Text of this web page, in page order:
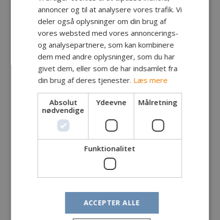
Kim og Dan Vinberg, Åkirkeby
Fangst: Sej
Lokalitet: Tejn og Rønne
Tidspunkt: Kl. 20.00
Vægt: kg
Længde:Ca. +30 cm
Endegrej:Blink/sildeforfang
Ser lidt voldsomt ud, der var lige et par stykker
som skulle skæres før jeg tog billedet.
De15 sej blev fanget på stang (med sildeforfang og
tilfældig krog fra æsken i bunden) fra molen i Tejn
havn og desuden fik vi en ørred fra havnen i
Dem på billedet lige over mindstemålet på de 30
cm, og de andre af dem lidt større.
Dagens vejr kl. 8.10
Vind. Sydvest til vest 2 til 4 m/s
Temperatur: 10 til 11 C
annoncer og til at analysere vores trafik. Vi
deler også oplysninger om din brug af
vores websted med vores annoncerings-
og analysepartnere, som kan kombinere
dem med andre oplysninger, som du har
givet dem, eller som de har indsamlet fra
din brug af deres tjenester. Læs mere
Absolut
nødvendige
Ydeevne Målretning
Funktionalitet
ACCEPTER ALLE